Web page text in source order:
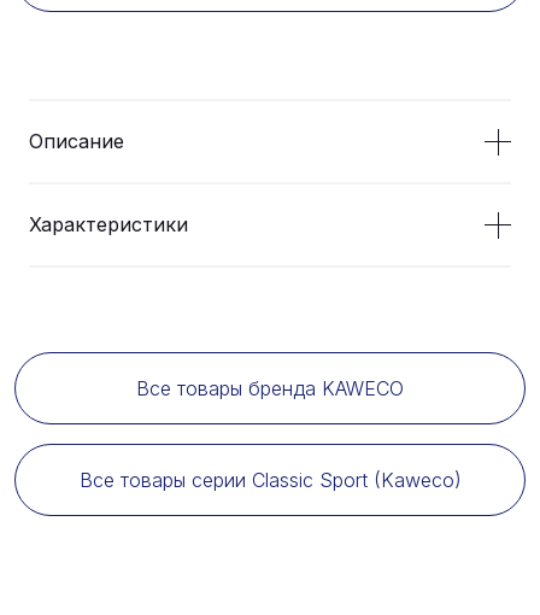
Описание
Характеристики
Все товары бренда KAWECO
Все товары серии Classic Sport (Kaweco)